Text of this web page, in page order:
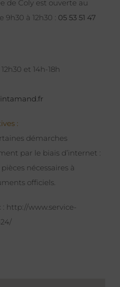
de Coly est ouverte au
9h30 à 12h30 : 05 53 51 47
et 14h-18h
:
démarches
par le biais d’internet :
nécessaires à
officiels.
: http://www.service-